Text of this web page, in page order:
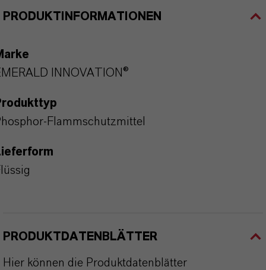
PRODUKTINFORMATIONEN
INNOVATION®
Flammschutzmittel
PRODUKTDATENBLÄTTER
Hier können die Produktdatenblätter